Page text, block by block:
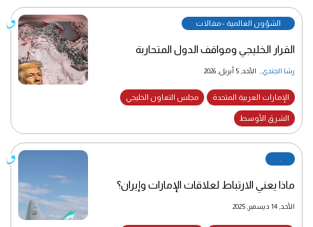
الشؤون العالمية - مقالات
القرار الخليجي ومواقف الدول المتحاربة
رشا الجندي الأحد, 5 أبريل, 2026
الإمارات العربية المتحدة مجلس التعاون الخليجي
الشرق الأوسط
ماذا يعني الارتباط لعلاقات الإمارات وإيران؟
الأحد, 14 ديسمبر, 2025